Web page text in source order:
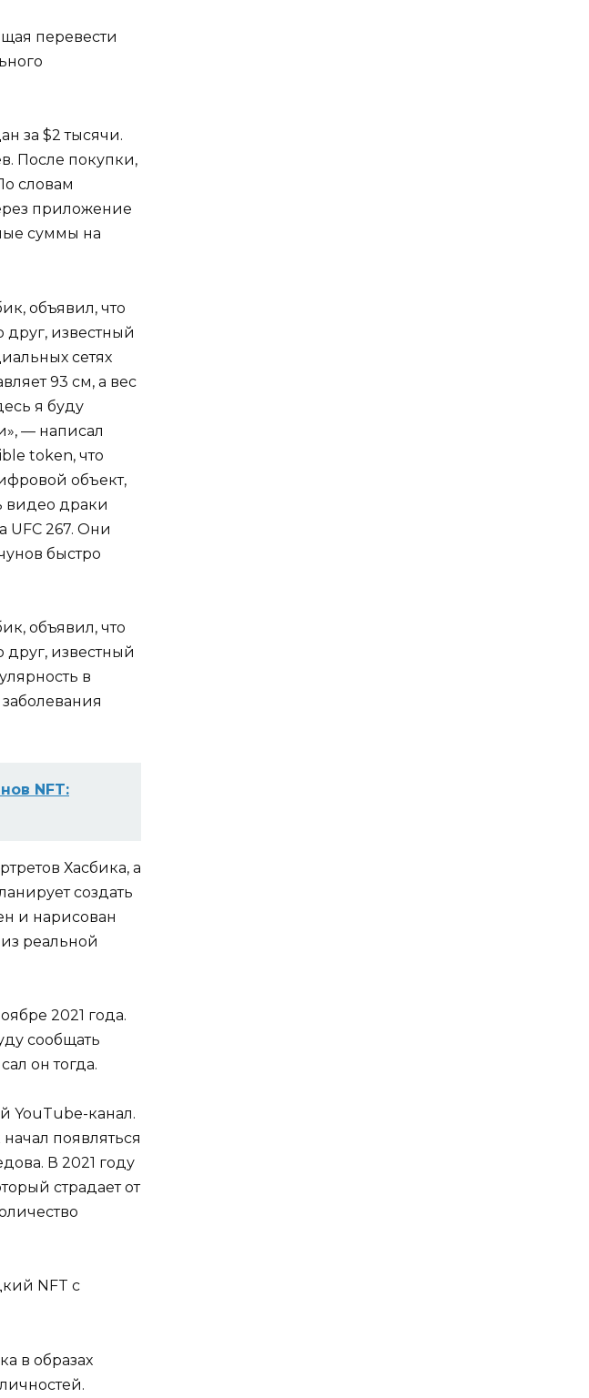
перевести
за $2 тысячи.
После покупки,
словам
приложение
суммы на
объявил, что
друг, известный
сетях
93 см, а вес
я буду
— написал
token, что
объект,
видео драки
UFC 267. Они
быстро
объявил, что
друг, известный
в
NFT:
Хасбика, а
создать
и нарисован
реальной
2021 года.
сообщать
он тогда.
YouTube-канал.
появляться
В 2021 году
страдает от
NFT с
в образах